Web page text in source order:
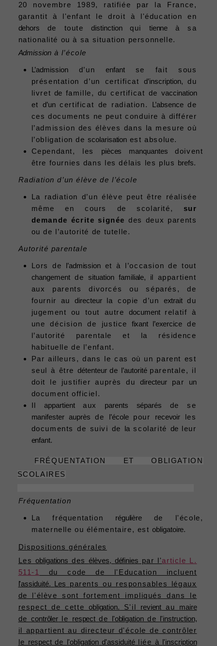
20 novembre 1989, ratifiée par la France,
garantit à l'enfant le droit à l'éducation en
dehors de toutedistinctionqui tienne à sa
nationalité ou à sa situation personnelle.
Admissionà l’école
L’admissiond’unenfantse fait sous
présentation d’un certificatd’inscription, du
livretde famille, du certificat devaccination
etd’uncertificat de radiation. L’absencede
ces documents ne peut conduire à différer
l’admission des élèves dans la mesure où
l’obligation descolarisation est absolue.
Cependant, les pièces manquantes doivent
être fournies dans les délais les plus
brefs.
Radiation d’un élève de l’école
La radiation d’un élève peut être réalisée
même en cours de scolarité, sur
demande écrite signéedes deux parents
ou de l’autorité de tutelle.
Autorité parentale
Lors de l’admission et à l’occasion de tout
changementdesituation familiale, il
appartient
aux parents divorcés ou séparés, de
fournir audirecteurla copie d’un extrait du
jugement ou tout autredocumentrelatif à
une décision de justice
fixant l’exercice de
l’autorité parentale et la résidence
habituelle de l’enfant.
Par ailleurs, dans le cas où un parent est
seul à êtredétenteur de l’autorité parentale, il
doit le justifier auprès du directeur par un
document officiel.
Ilappartientaux parents séparés de se
manifester auprès de l’écolepour recevoir les
documents de suivi de
la scolarité deleur
enfant.
FRÉQUENTATION ET OBLIGATION
SCOLAIRES
Fréquentation
La fréquentation régulière de l'école,
maternelle ou élémentaire, estobligatoire.
Dispositions générales
Les obligations desélèves, définies par l'article L.
511-1
du code de l'Education incluent
l'assiduité.
Les parents ou responsables légaux
de l'élève sont fortement impliqués dans le
respect de cette obligation. S'il revient au maire
de contrôler le respect de l'obligationde
l'instruction,
il appartient au directeur d'école de contrôler
le respectde l'obligation d'assiduitéliée à l'inscription